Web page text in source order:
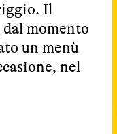
Il
momento
un menù
nel